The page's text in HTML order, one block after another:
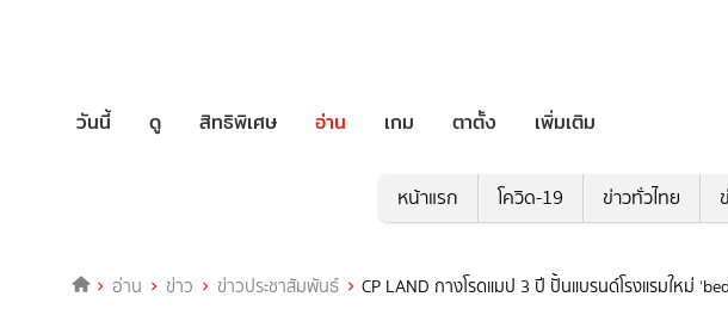
วันนี้ ดู สิทธิพิเศษ อ่าน เกม ตาตั้ง เพิ่มเติม
หน้าแรก โควิด-19 ข่าวทั่วไทย
อ่าน ข่าว ข่าวประชาสัมพันธ์ CP LAND กางโรดแมป 3 ปี ปั้นแบรนด์โรงแรมใหม่